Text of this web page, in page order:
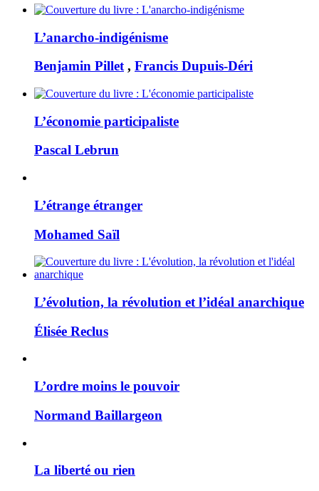
L’anarcho-indigénisme
Benjamin Pillet, Francis Dupuis-Déri
L’économie participaliste
Pascal Lebrun
L’étrange étranger
Mohamed Saïl
L’évolution, la révolution et l’idéal anarchique
Élisée Reclus
L’ordre moins le pouvoir
Normand Baillargeon
La liberté ou rien